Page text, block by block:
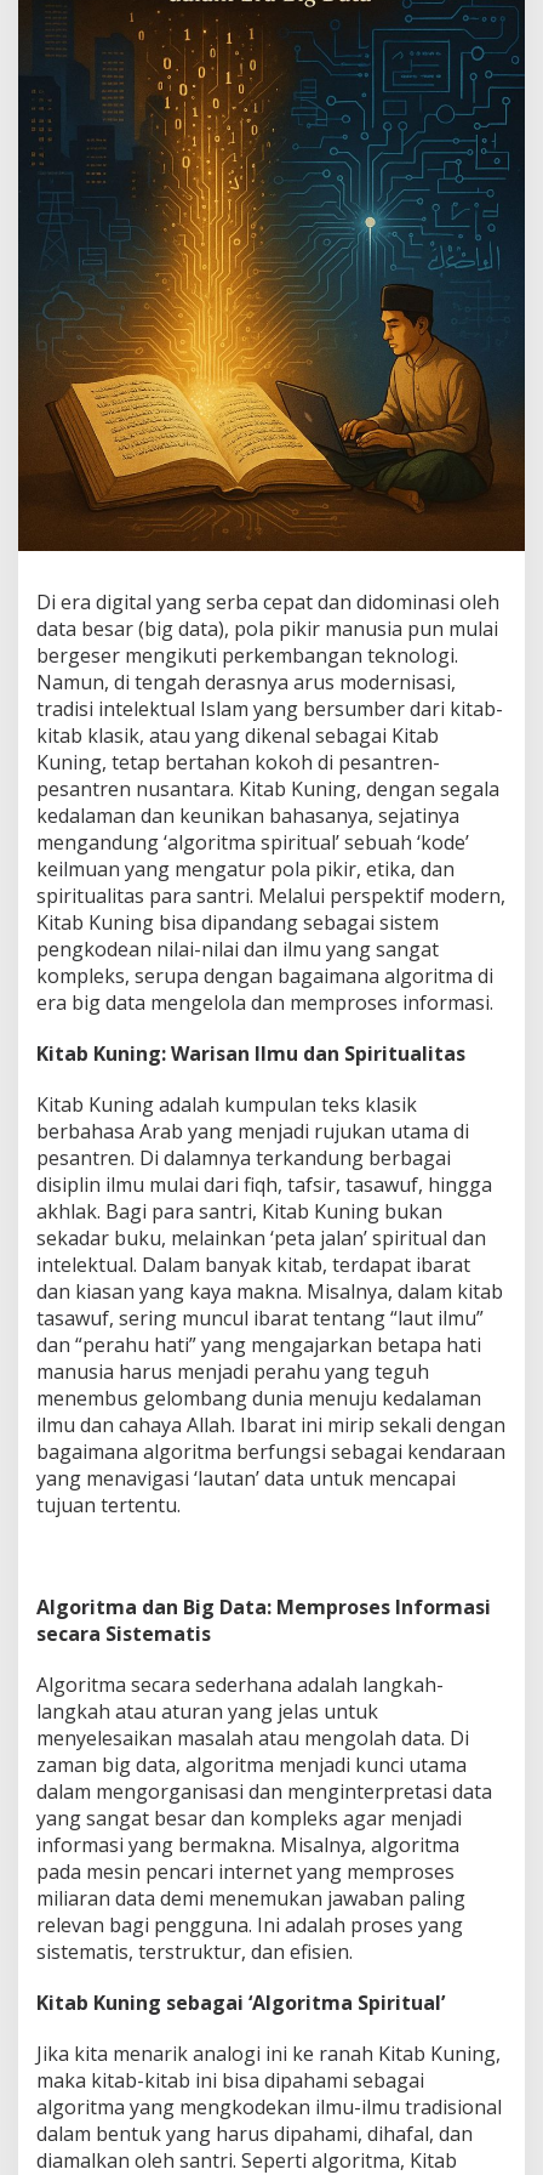
Di era digital yang serba cepat dan didominasi oleh
data besar (big data), pola pikir manusia pun mulai
bergeser mengikuti perkembangan teknologi.
Namun, di tengah derasnya arus modernisasi,
tradisi intelektual Islam yang bersumber dari kitab-
kitab klasik, atau yang dikenal sebagai Kitab
Kuning, tetap bertahan kokoh di pesantren-
pesantren nusantara. Kitab Kuning, dengan segala
kedalaman dan keunikan bahasanya, sejatinya
mengandung ‘algoritma spiritual’ sebuah ‘kode’
keilmuan yang mengatur pola pikir, etika, dan
spiritualitas para santri. Melalui perspektif modern,
Kitab Kuning bisa dipandang sebagai sistem
pengkodean nilai-nilai dan ilmu yang sangat
kompleks, serupa dengan bagaimana algoritma di
era big data mengelola dan memproses informasi.
Kitab Kuning: Warisan Ilmu dan Spiritualitas
Kitab Kuning adalah kumpulan teks klasik
berbahasa Arab yang menjadi rujukan utama di
pesantren. Di dalamnya terkandung berbagai
disiplin ilmu mulai dari fiqh, tafsir, tasawuf, hingga
akhlak. Bagi para santri, Kitab Kuning bukan
sekadar buku, melainkan ‘peta jalan’ spiritual dan
intelektual. Dalam banyak kitab, terdapat ibarat
dan kiasan yang kaya makna. Misalnya, dalam kitab
tasawuf, sering muncul ibarat tentang “laut ilmu”
dan “perahu hati” yang mengajarkan betapa hati
manusia harus menjadi perahu yang teguh
menembus gelombang dunia menuju kedalaman
ilmu dan cahaya Allah. Ibarat ini mirip sekali dengan
bagaimana algoritma berfungsi sebagai kendaraan
yang menavigasi ‘lautan’ data untuk mencapai
tujuan tertentu.
Algoritma dan Big Data: Memproses Informasi
secara Sistematis
Algoritma secara sederhana adalah langkah-
langkah atau aturan yang jelas untuk
menyelesaikan masalah atau mengolah data. Di
zaman big data, algoritma menjadi kunci utama
dalam mengorganisasi dan menginterpretasi data
yang sangat besar dan kompleks agar menjadi
informasi yang bermakna. Misalnya, algoritma
pada mesin pencari internet yang memproses
miliaran data demi menemukan jawaban paling
relevan bagi pengguna. Ini adalah proses yang
sistematis, terstruktur, dan efisien.
Kitab Kuning sebagai ‘Algoritma Spiritual’
Jika kita menarik analogi ini ke ranah Kitab Kuning,
maka kitab-kitab ini bisa dipahami sebagai
algoritma yang mengkodekan ilmu-ilmu tradisional
dalam bentuk yang harus dipahami, dihafal, dan
diamalkan oleh santri. Seperti algoritma, Kitab